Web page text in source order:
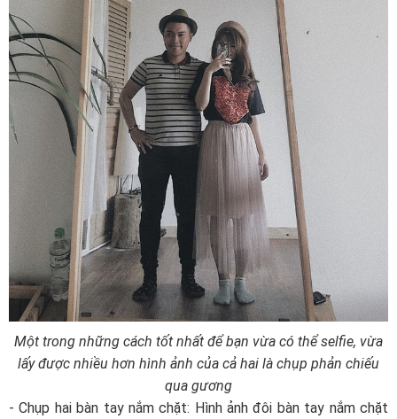
Một trong những cách tốt nhất để bạn vừa có thể selfie, vừa
lấy được nhiều hơn hình ảnh của cả hai là chụp phản chiếu
qua gương
- Chụp hai bàn tay nắm chặt: Hình ảnh đôi bàn tay nắm chặt